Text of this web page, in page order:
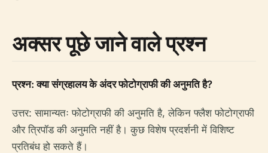
अक्सर पूछे जाने वाले प्रश्न
प्रश्न: क्या संग्रहालय के अंदर फोटोग्राफी की अनुमति है?
उत्तर: सामान्यतः फोटोग्राफी की अनुमति है, लेकिन फ्लैश फोटोग्राफी
और त्रिपॉड की अनुमति नहीं है। कुछ विशेष प्रदर्शनी में विशिष्ट
प्रतिबंध हो सकते हैं।